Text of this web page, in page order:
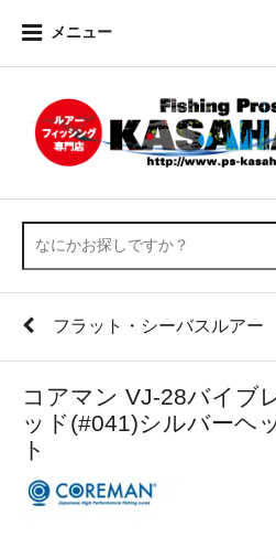
メニュー
フラット・シーバスルアー
コアマン VJ-28バイブ
ッド(#041)シルバーヘ
ト